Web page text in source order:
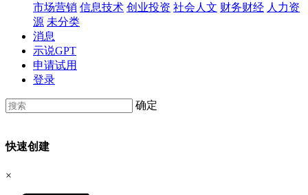
市场营销 信息技术 创业投资 社会人文 财务财经 人力资
源 未分类
消息
示说GPT
申请试用
登录
确定
快速创建
×